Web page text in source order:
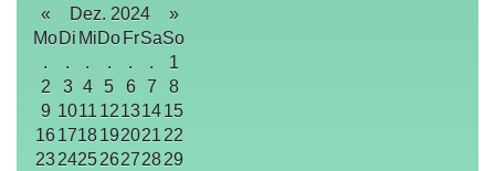
« Dez. 2024
»
MoDi MiDo FrSaSo
.
. . . . .
1
2
3 4 5 6 7
8
9 1011 12131415
161718192021 22
23242526272829